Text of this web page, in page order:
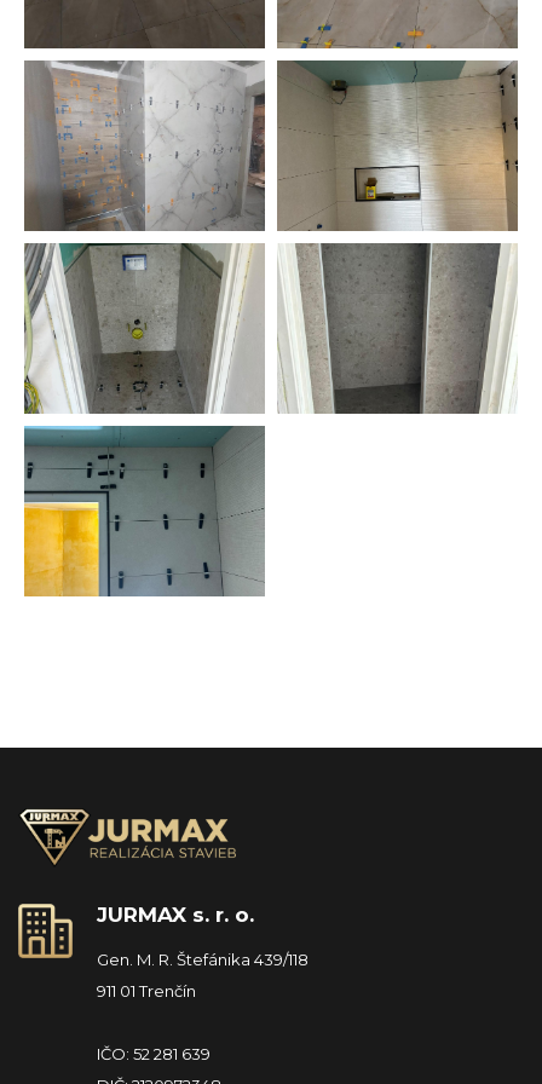
JURMAX s. r. o.
Gen. M. R. Štefánika 439/118
911 01 Trenčín
IČO: 52 281 639